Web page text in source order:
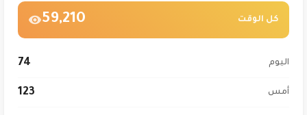
كل الوقت 59,210
اليوم 74
أمس 123